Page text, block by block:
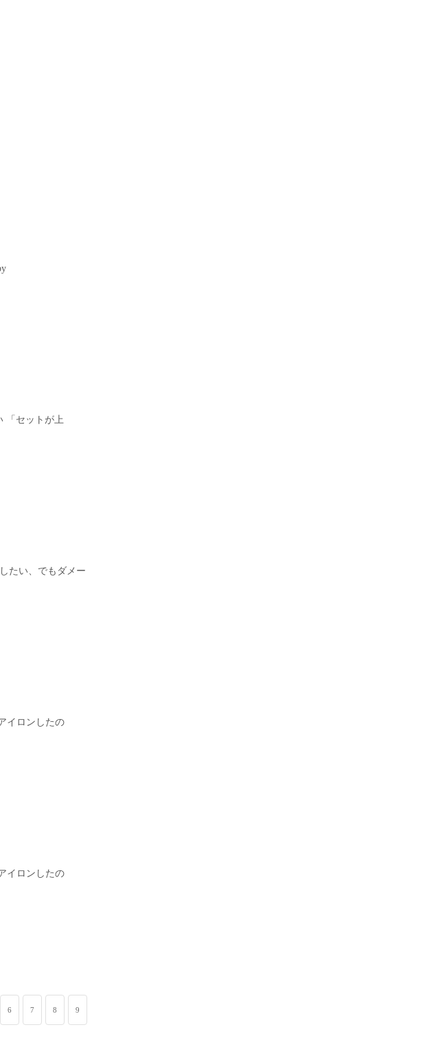
「セットが上
たい、でもダメー
イロンしたの
イロンしたの
6 7 8 9